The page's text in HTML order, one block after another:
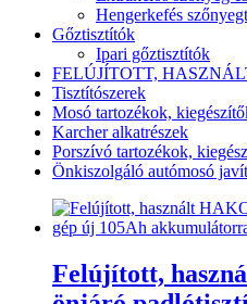
Hengerkefés
Gőztisztítók
Ipari gőztisztítók
FELÚJÍTOTT,
Tisztítószerek
Mosó tartozékok,
Karcher alkatrészek
Porszívó tartozékok,
Önkiszolgáló autómosó
Felújított,